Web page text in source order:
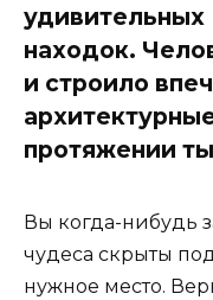
удивительных
находок.
и строило
протяжении
Вы когда-нибудь
чудеса скрыты
нужное место.